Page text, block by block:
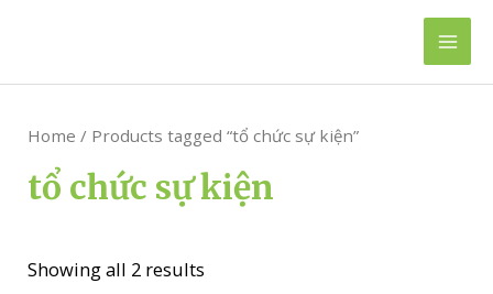
Main
Home / Products tagged “tổ chức sự kiện”
tổ chức sự kiện
Showing all 2 results